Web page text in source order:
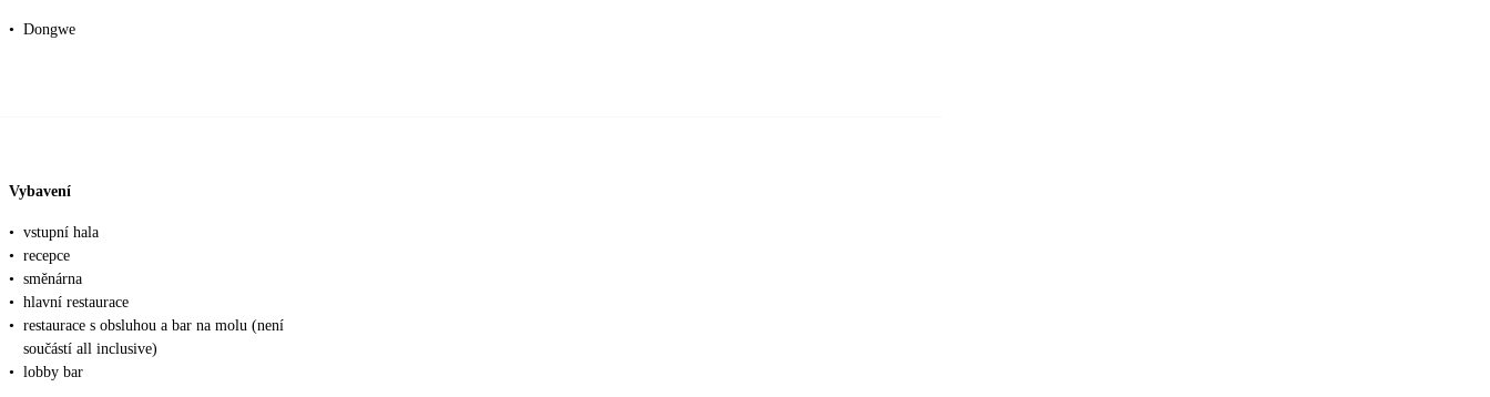
• Dongwe
Vybavení
• vstupní hala
• recepce
• směnárna
• hlavní restaurace
• restaurace s obsluhou a bar na molu (není
součástí all inclusive)
• lobby bar